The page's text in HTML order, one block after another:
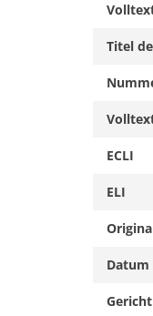
Titel
ECLI
ELI
Datum
Gericht